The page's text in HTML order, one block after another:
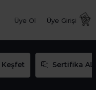
Üye Ol Üye Girişi
Keşfet Sertifika AL